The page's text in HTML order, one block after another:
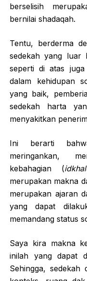
berselisih
bernilai shadaqah.
Tentu, berderma
sedekah yang luar
seperti di atas
dalam kehidupan
yang baik,
sedekah harta
menyakitkan
Ini berarti
meringankan,
kebahagian (
merupakan makna
merupakan ajaran
yang dapat
memandang status
Saya kira makna
inilah yang dapat
Sehingga, sedekah